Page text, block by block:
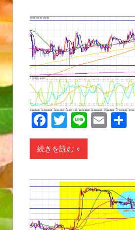
Facebook
Twitter
LineEmail
共
続きを読む